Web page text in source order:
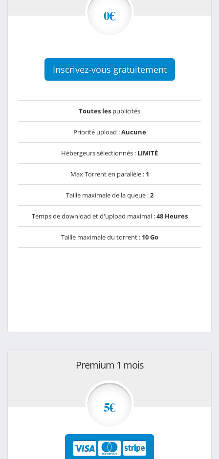
0€
Inscrivez-vous gratuitement
Toutes les publicités
Priorité upload :Aucune
Hébergeurs sélectionnés : LIMITÉ
Max Torrent en parallèle : 1
Taille maximale de la queue :2
Temps de download et d'upload maximal :48 Heures
Taille maximale du torrent : 10 Go
Premium 1 mois
5€